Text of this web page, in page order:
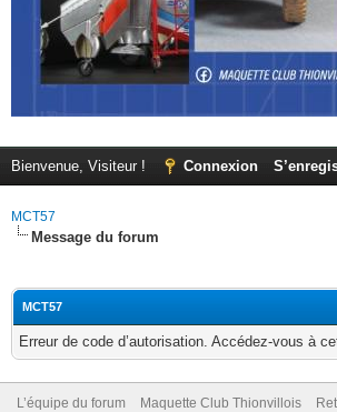
Bienvenue, Visiteur ! Connexion
MCT57
Message du forum
MCT57
Erreur de code d’autorisation. Accédez-vous à
L’équipe du forum Maquette Club Thionvillois